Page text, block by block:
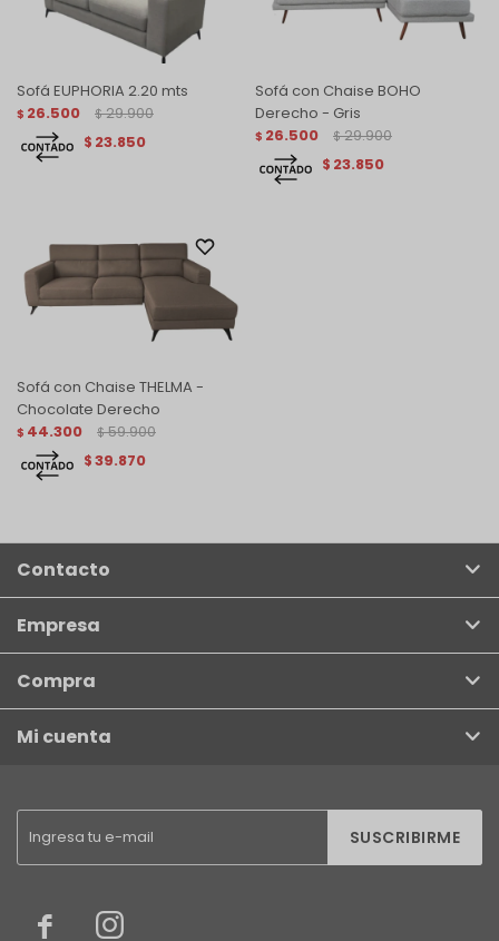
Sofá EUPHORIA 2.20 mts
$ 26.500 $ 29.900
$ 23.850
Sofá con Chaise BOHO
Derecho - Gris
$ 26.500 $ 29.900
$ 23.850
Sofá con Chaise THELMA -
Chocolate Derecho
$ 44.300 $ 59.900
$39.870
SUSCRIBIRME
 
Contacto
Empresa
Compra
Mi cuenta